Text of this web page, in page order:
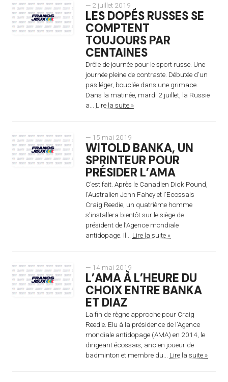
— 2 juillet 2019
LES DOPÉS RUSSES SE
COMPTENT
TOUJOURS PAR
CENTAINES
Drôle de journée pour le sport russe. Une
journée pleine de contraste. Débutée d’un
pas léger, bouclée dans une grimace.
Dans la matinée, mardi 2 juillet, la Russie
a... Lire la suite »
— 15 mai 2019
WITOLD BANKA, UN
SPRINTEUR POUR
PRÉSIDER L’AMA
C’est fait. Après le Canadien Dick Pound,
l’Australien John Fahey et l’Ecossais
Craig Reedie, un quatrième homme
s’installera bientôt sur le siège de
président de l’Agence mondiale
antidopage. Il... Lire la suite »
— 14 mai 2019
L’AMA À L’HEURE DU
CHOIX ENTRE BANKA
ET DIAZ
La fin de règne approche pour Craig
Reedie. Elu à la présidence de l’Agence
mondiale antidopage (AMA) en 2014, le
dirigeant écossais, ancien joueur de
badminton et membre du... Lire la suite »